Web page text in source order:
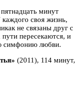
минут
своя жизнь,
не связаны друг с
пересекаются, и
симфонию любви.
(2011), 114 минут,